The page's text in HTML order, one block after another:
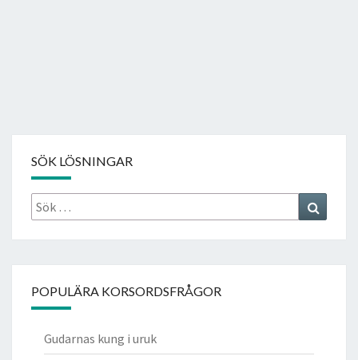
SÖK LÖSNINGAR
Sök
efter:
POPULÄRA KORSORDSFRÅGOR
Gudarnas kung i uruk